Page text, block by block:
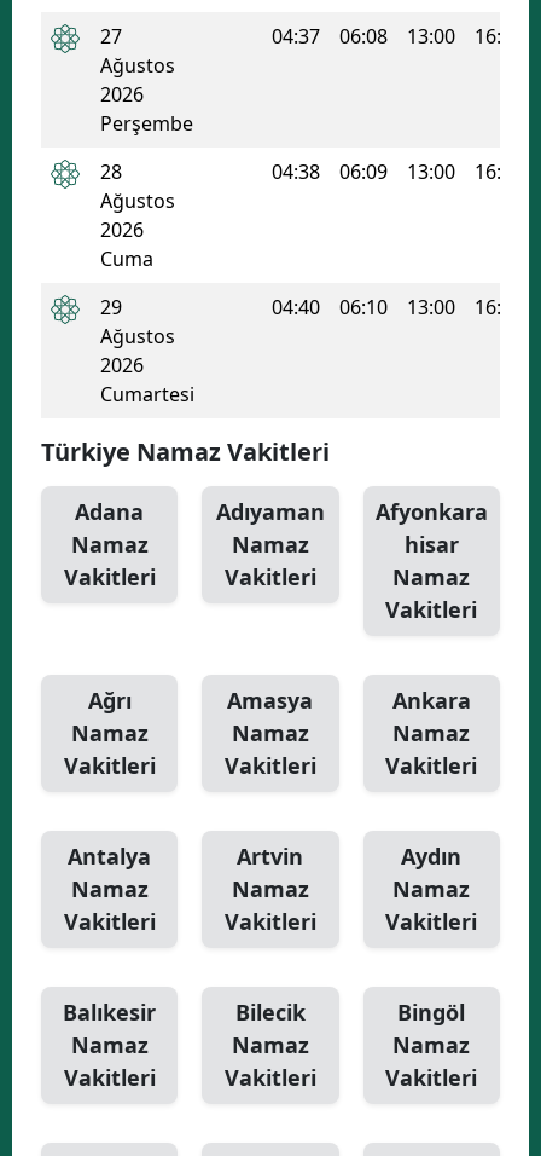
27
Ağustos
2026
Perşembe
04:37 06:08 13:00 16:43
28
Ağustos
2026
Cuma
04:38 06:09 13:00 16:42
29
Ağustos
2026
Cumartesi
04:40 06:10 13:00 16:42
Türkiye Namaz Vakitleri
Adana
Namaz
Vakitleri
Adıyaman
Namaz
Vakitleri
Afyonkara
hisar
Namaz
Vakitleri
Ağrı
Namaz
Vakitleri
Amasya
Namaz
Vakitleri
Ankara
Namaz
Vakitleri
Antalya
Namaz
Vakitleri
Artvin
Namaz
Vakitleri
Aydın
Namaz
Vakitleri
Balıkesir
Namaz
Vakitleri
Bilecik
Namaz
Vakitleri
Bingöl
Namaz
Vakitleri